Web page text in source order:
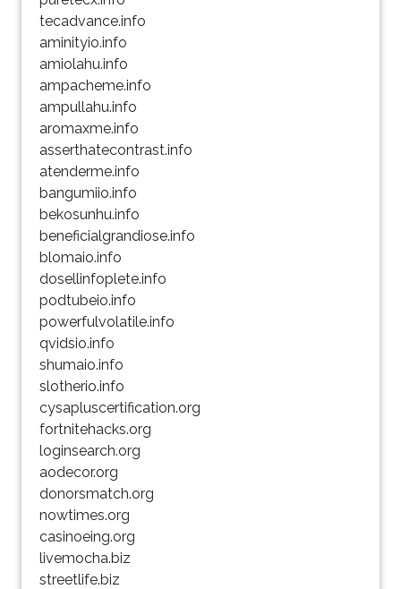
tecadvance.info
aminityio.info
amiolahu.info
ampacheme.info
ampullahu.info
aromaxme.info
asserthatecontrast.info
atenderme.info
bangumiio.info
bekosunhu.info
beneficialgrandiose.info
blomaio.info
dosellinfoplete.info
podtubeio.info
powerfulvolatile.info
qvidsio.info
shumaio.info
slotherio.info
cysapluscertification.org
fortnitehacks.org
loginsearch.org
aodecor.org
donorsmatch.org
nowtimes.org
casinoeing.org
livemocha.biz
streetlife.biz